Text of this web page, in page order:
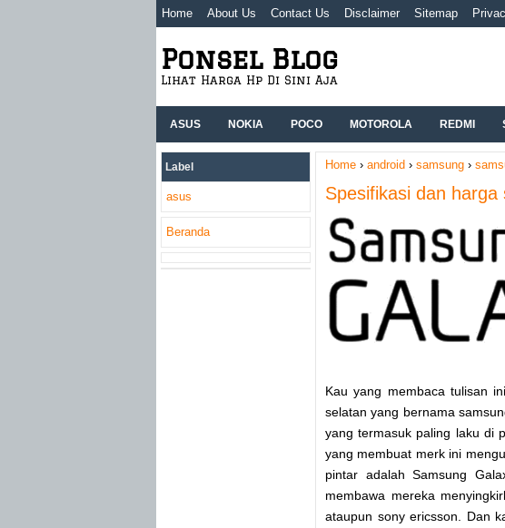
Home About Us Contact Us Disclaimer Sitemap
Ponsel Blog
Lihat Harga Hp Di Sini Aja
ASUS NOKIA POCO MOTOROLA REDMI
Label
asus
Beranda
Home › android › samsung ›
Spesifikasi dan
Kau yang membaca tulisan
selatan yang bernama
yang termasuk paling laku di
yang membuat merk ini
pintar adalah Samsung
membawa mereka
ataupun sony ericsson. Dan